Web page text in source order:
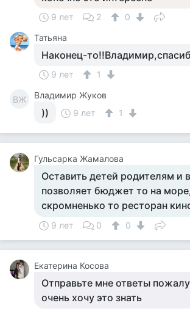
9 лет 2
0
Татьяна
Наконец-
9 лет 1
ВЖ Владимир Жуков
)) 9 лет 1
Гульсарка Жамалова
Оставить детей родителям и
позволяет бюджет то на
скромненько то ресторан
9 лет 0 0
Екатерина Косова
Отправьте мне ответы
очень хочу это знать